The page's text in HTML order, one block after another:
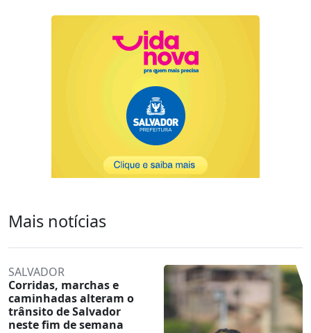
Mais notícias
SALVADOR
Corridas, marchas e
caminhadas alteram o
trânsito de Salvador
neste fim de semana